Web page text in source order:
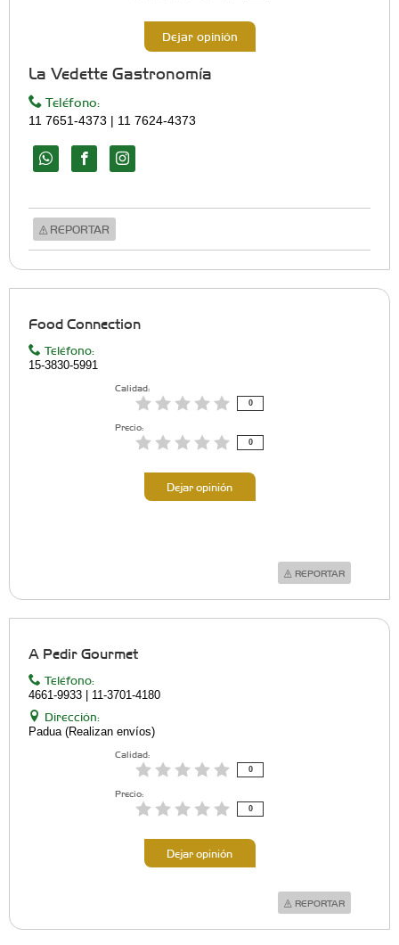
Dejar opinión
La Vedette Gastronomía
Teléfono:
11 7651-4373 | 11 7624-4373
REPORTAR
Food Connection
Teléfono:
15-3830-5991
Calidad:
0
Precio:
0
Dejar opinión
REPORTAR
A Pedir Gourmet
Teléfono:
4661-9933 | 11-3701-4180
Dirección:
Padua (Realizan envíos)
Calidad:
0
Precio:
0
Dejar opinión
REPORTAR